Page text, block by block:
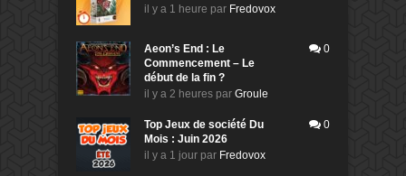
il y a 1 heure par Fredovox
Aeon’s End : Le
Commencement – Le
début de la fin ?
il y a 2 heures par Groule
0
Top Jeux de société Du
Mois : Juin 2026
il y a 1 jour par Fredovox
0